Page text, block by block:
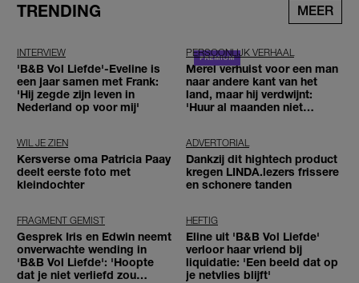
TRENDING MEER
INTERVIEW
'B&B Vol Liefde'-Eveline is
een jaar samen met Frank:
'Hij zegde zijn leven in
Nederland op voor mij'
PERSOONLIJK VERHAAL
Merel verhuist voor een man
naar andere kant van het
land, maar hij verdwijnt:
'Huur al maanden niet
WIL JE ZIEN
Kersverse oma Patricia Paay
deelt eerste foto met
kleindochter
ADVERTORIAL
Dankzij dit hightech product
kregen LINDA.lezers frissere
en schonere tanden
FRAGMENT GEMIST
Gesprek Iris en Edwin neemt
onverwachte wending in
'B&B Vol Liefde': 'Hoopte
dat je niet verliefd zou
HEFTIG
Eline uit 'B&B Vol Liefde'
verloor haar vriend bij
liquidatie: 'Een beeld dat op
je netvlies blijft'